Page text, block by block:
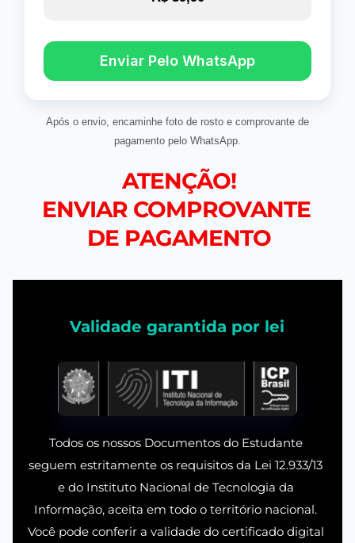
Enviar Pelo WhatsApp
Após o envio, encaminhe foto de rosto e comprovante de
pagamento pelo WhatsApp.
ATENÇÃO!
ENVIAR COMPROVANTE
DE PAGAMENTO
Validade garantida por lei
Todos os nossos Documentos do Estudante
seguem estritamente os requisitos da Lei 12.933/13
e do Instituto Nacional de Tecnologia da
Informação, aceita em todo o território nacional.
Você pode conferir a validade do certificado digital